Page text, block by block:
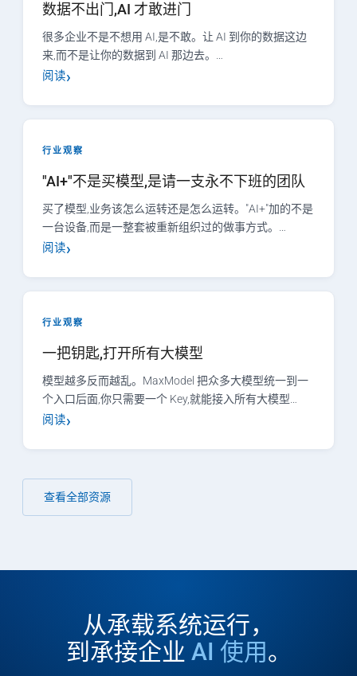
数据不出门,AI 才敢进门
很多企业不是不想用 AI,是不敢。让 AI 到你的数据这边
来,而不是让你的数据到 AI 那边去。…
阅读
行业观察
"AI+"不是买模型,是请一支永不下班的团队
买了模型,业务该怎么运转还是怎么运转。"AI+"加的不是
一台设备,而是一整套被重新组织过的做事方式。…
阅读
行业观察
一把钥匙,打开所有大模型
模型越多反而越乱。MaxModel 把众多大模型统一到一
个入口后面,你只需要一个 Key,就能接入所有大模型…
阅读
查看全部资源
从承载系统运行，
到承接企业 AI 使用。